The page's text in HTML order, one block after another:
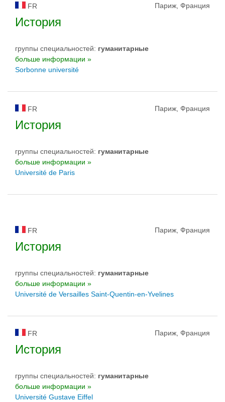
FR Париж, Франция
История
группы специальностей: гуманитарные
больше информации »
Sorbonne université
FR Париж, Франция
История
группы специальностей: гуманитарные
больше информации »
Université de Paris
FR Париж, Франция
История
группы специальностей: гуманитарные
больше информации »
Université de Versailles Saint-Quentin-en-Yvelines
FR Париж, Франция
История
группы специальностей: гуманитарные
больше информации »
Université Gustave Eiffel